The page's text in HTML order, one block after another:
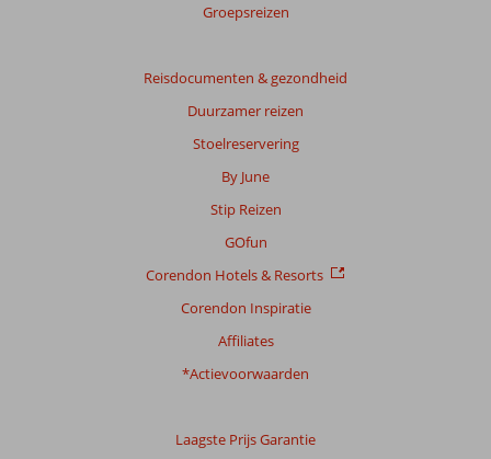
Groepsreizen
Reisdocumenten & gezondheid
Duurzamer reizen
Stoelreservering
By June
Stip Reizen
GOfun
Corendon Hotels & Resorts
Corendon Inspiratie
Affiliates
*Actievoorwaarden
Laagste Prijs Garantie